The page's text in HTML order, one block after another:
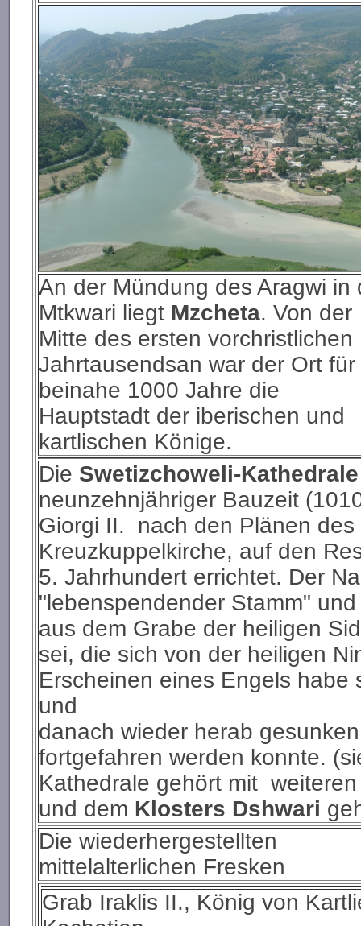
An der Mündung des Aragwi in
Mtkwari liegt Mzcheta. Von der
Mitte des ersten vorchristlichen
Jahrtausendsan war der Ort für
beinahe 1000 Jahre die
Hauptstadt der iberischen und
kartlischen Könige.
Die Swetizchoweli-Kathedrale
neunzehnjähriger Bauzeit
Giorgi II. nach den Plänen des
Kreuzkuppelkirche, auf den
5. Jahrhundert errichtet. Der
"lebenspendender Stamm"
aus dem Grabe der heiligen
sei, die sich von der heiligen
Erscheinen eines Engels habe
und
danach wieder herab
fortgefahren werden konnte.
Kathedrale gehört mit
und dem Klosters Dshwari
Die wiederhergestellten
mittelalterlichen Fresken
Grab Iraklis II., König von